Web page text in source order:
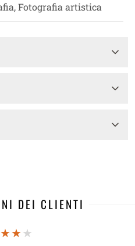
Fotografia artistica
DEI CLIENTI